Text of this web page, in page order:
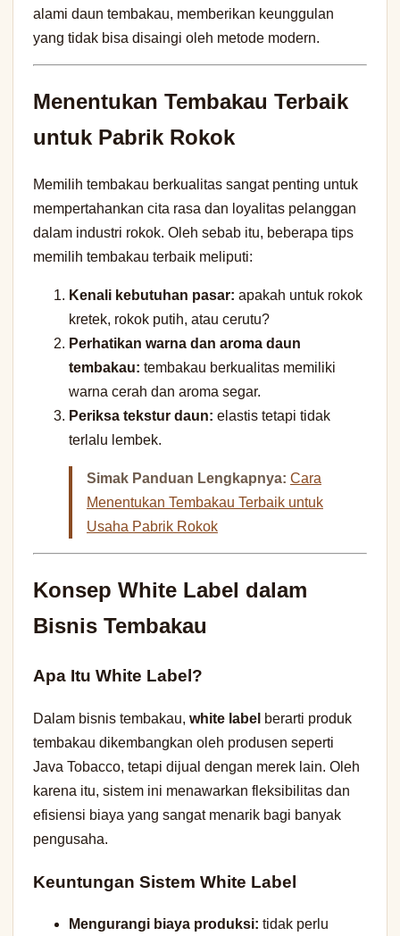
alami daun tembakau, memberikan keunggulan
yang tidak bisa disaingi oleh metode modern.
Menentukan Tembakau Terbaik
untuk Pabrik Rokok
Memilih tembakau berkualitas sangat penting untuk
mempertahankan cita rasa dan loyalitas pelanggan
dalam industri rokok. Oleh sebab itu, beberapa tips
memilih tembakau terbaik meliputi:
Kenali kebutuhan pasar: apakah untuk rokok
kretek, rokok putih, atau cerutu?
Perhatikan warna dan aroma daun
tembakau: tembakau berkualitas memiliki
warna cerah dan aroma segar.
Periksa tekstur daun: elastis tetapi tidak
terlalu lembek.
Simak Panduan Lengkapnya: Cara
Menentukan Tembakau Terbaik untuk
Usaha Pabrik Rokok
Konsep White Label dalam
Bisnis Tembakau
Apa Itu White Label?
Dalam bisnis tembakau, white label berarti produk
tembakau dikembangkan oleh produsen seperti
Java Tobacco, tetapi dijual dengan merek lain. Oleh
karena itu, sistem ini menawarkan fleksibilitas dan
efisiensi biaya yang sangat menarik bagi banyak
pengusaha.
Keuntungan Sistem White Label
Mengurangi biaya produksi: tidak perlu